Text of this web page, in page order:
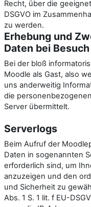
Recht, über die
DSGVO im
zu werden.
Erhebung und
Daten bei
Bei der bloß
Moodle als Gast, also
uns anderweitig
die
Server übermittelt.
Serverlogs
Beim Aufruf der
Daten in sogenannten
erforderlich sind, um
anzuzeigen und den
und Sicherheit zu
Abs. 1 S. 1 lit. f EU-